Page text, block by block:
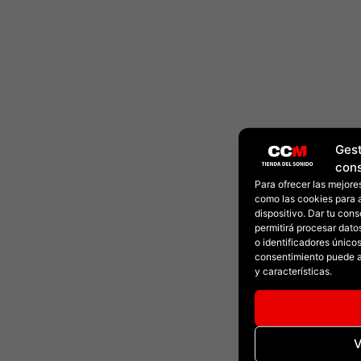
Para ofrecer las
como las cookies para
dispositivo. Dar tu
permitirá procesar
o identificadores
consentimiento puede
y características.